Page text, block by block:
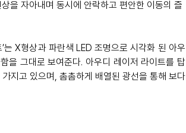
을 자아내며 동시에 안락하고 편안한 이동의 즐
는 X형상과 파란색 LED 조명으로 시각화 된 아우
을 그대로 보여준다. 아우디 레이저 라이트를 탑
지고 있으며, 촘촘하게 배열된 광선을 통해 보다